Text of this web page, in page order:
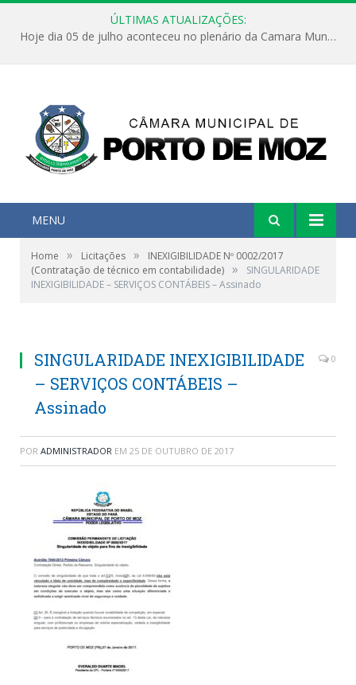
ÚLTIMAS ATUALIZAÇÕES:
Hoje dia 05 de julho aconteceu no plenário da Camara Municipal de Porto de Moz a Sessão Solene de Abertura dos Trabalhos Legislativos 2º Período da 23ª Legislatura
MENU
Home » Licitações »
INEXIGIBILIDADE Nº 0002/2017
(Contratação de técnico em contabilidade) »
SINGULARIDADE
INEXIGIBILIDADE – SERVIÇOS CONTÁBEIS – Assinado
SINGULARIDADE INEXIGIBILIDADE
– SERVIÇOS CONTÁBEIS –
Assinado
0
POR ADMINISTRADOR EM 25 DE OUTUBRO DE 2017